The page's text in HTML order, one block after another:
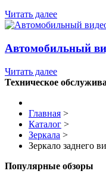
Читать далее
Автомобильный
Читать далее
Техническое
Главная >
Каталог >
Зеркала >
Зеркало заднего
Популярные обзоры